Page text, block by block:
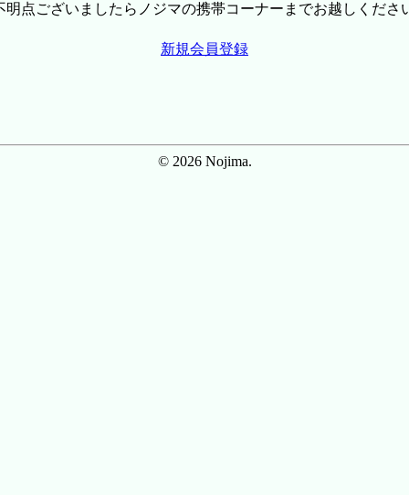
点ございましたらノジマの携帯コーナーまでお越しくださ
新規会員登録
© 2026 Nojima.